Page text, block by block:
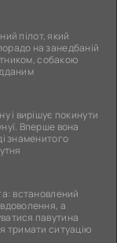
пілот, який
на занедбаній
собакою
і вирішує покинути
Вперше вона
знаменитого
встановлений
а
павутина
тримати ситуацію